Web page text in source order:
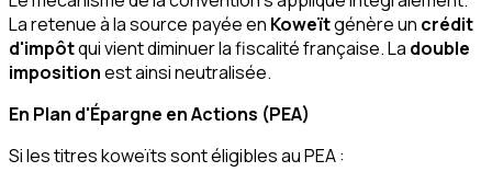
La retenue à la source payée en Koweïtgénère un crédit
d'impôtqui vient diminuer la fiscalité française. La double
impositionest ainsi neutralisée.
En Plan d'Épargne en Actions (PEA)
Si les titres koweïts sont éligibles au PEA :